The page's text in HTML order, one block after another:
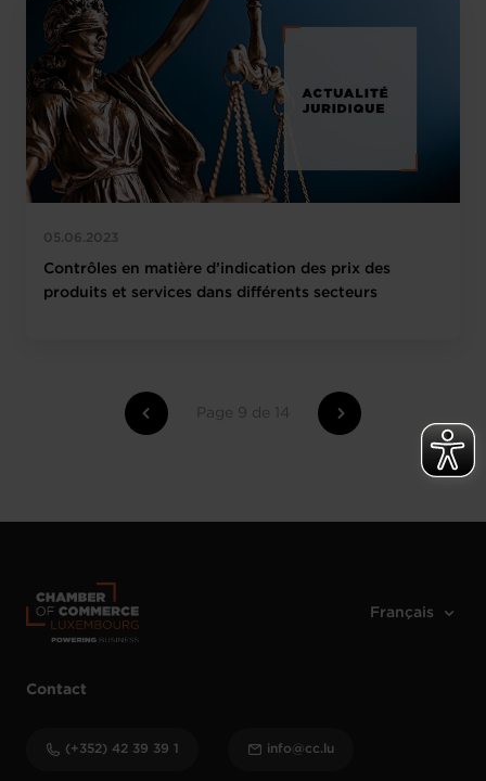
05.06.2023
Contrôles en matière d’indication des prix des
produits et services dans différents secteurs
Page 9 de 14
Contact
(+352) 42 39 39 1 info@cc.lu